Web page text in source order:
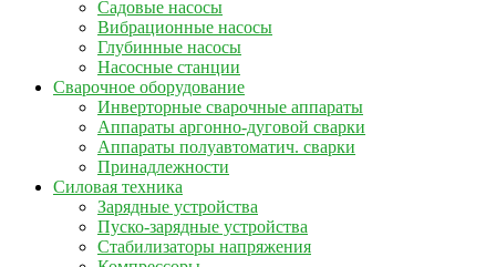
Садовые насосы
Вибрационные насосы
Глубинные насосы
Насосные станции
Сварочное оборудование
Инверторные сварочные аппараты
Аппараты аргонно-дуговой сварки
Аппараты полуавтоматич. сварки
Принадлежности
Силовая техника
Зарядные устройства
Пуско-зарядные устройства
Стабилизаторы напряжения